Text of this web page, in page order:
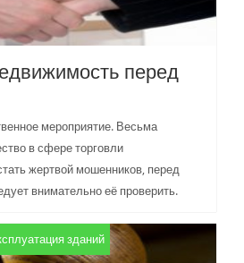
перед
мероприятие. Весьма
в сфере торговли
жертвой мошенников, перед
внимательно её проверить.
зданий